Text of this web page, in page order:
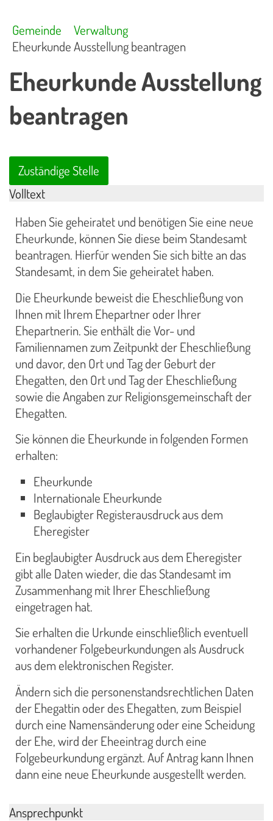
Gemeinde
Verwaltung
Eheurkunde Ausstellung beantragen
Eheurkunde Ausstellung
beantragen
Zuständige Stelle
Volltext
Haben Sie geheiratet und benötigen Sie eine neue
Eheurkunde, können Sie diese beim Standesamt
beantragen. Hierfür wenden Sie sich bitte an das
Standesamt, in dem Sie geheiratet haben.
Die Eheurkunde beweist die Eheschließung von
Ihnen mit Ihrem Ehepartner oder Ihrer
Ehepartnerin. Sie enthält die Vor- und
Familiennamen zum Zeitpunkt der Eheschließung
und davor, den Ort und Tag der Geburt der
Ehegatten, den Ort und Tag der Eheschließung
sowie die Angaben zur Religionsgemeinschaft der
Ehegatten.
Sie können die Eheurkunde in folgenden Formen
erhalten:
Eheurkunde
Internationale Eheurkunde
Beglaubigter Registerausdruck aus dem
Eheregister
Ein beglaubigter Ausdruck aus dem Eheregister
gibt alle Daten wieder, die das Standesamt im
Zusammenhang mit Ihrer Eheschließung
eingetragen hat.
Sie erhalten die Urkunde einschließlich eventuell
vorhandener Folgebeurkundungen als Ausdruck
aus dem elektronischen Register.
Ändern sich die personenstandsrechtlichen Daten
der Ehegattin oder des Ehegatten, zum Beispiel
durch eine Namensänderung oder eine Scheidung
der Ehe, wird der Eheeintrag durch eine
Folgebeurkundung ergänzt. Auf Antrag kann Ihnen
dann eine neue Eheurkunde ausgestellt werden.
Ansprechpunkt